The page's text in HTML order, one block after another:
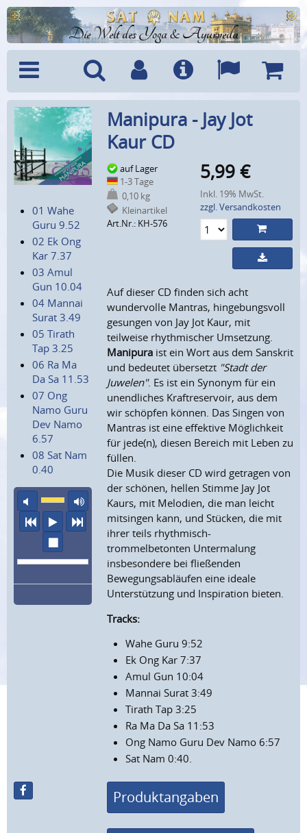
Die Welt des Yoga & Ayurveda
Menü SucheBenutzerkonto
Info Sprachen
01 Wahe
Guru 9.52
02 Ek Ong
Kar 7.37
03 Amul
Gun 10.04
04 Mannai
Surat 3.49
05 Tirath
Tap 3.25
06 Ra Ma
Da Sa 11.53
07 Ong
Namo Guru
Dev Namo
6.57
08 Sat Nam
0.40
Ton aus
maximale Laustärke
vorheriger Titel
Abspielennächster Titel
Wiedergabe stoppen
Manipura - Jay Jot
Kaur CD
auf Lager
1-3 Tage
0,10 kg
Kleinartikel
Art.Nr.: KH-576
5,99 €
Inkl. 19% MwSt.
zzgl. Versandkosten
Auf dieser CD finden sich acht
wundervolle Mantras, hingebungsvoll
gesungen von Jay Jot Kaur, mit
teilweise rhythmischer Umsetzung.
Manipura ist ein Wort aus dem Sanskrit
und bedeutet übersetzt "Stadt der
Juwelen". Es ist ein Synonym für ein
unendliches Kraftreservoir, aus dem
wir schöpfen können. Das Singen von
Mantras ist eine effektive Möglichkeit
für jede(n), diesen Bereich mit Leben zu
füllen.
Die Musik dieser CD wird getragen von
der schönen, hellen Stimme Jay Jot
Kaurs, mit Melodien, die man leicht
mitsingen kann, und Stücken, die mit
ihrer teils rhythmisch-
trommelbetonten Untermalung
insbesondere bei fließenden
Bewegungsabläufen eine ideale
Unterstützung und Inspiration bieten.
Tracks:
Wahe Guru 9:52
Ek Ong Kar 7:37
Amul Gun 10:04
Mannai Surat 3:49
Tirath Tap 3:25
Ra Ma Da Sa 11:53
Ong Namo Guru Dev Namo 6:57
Sat Nam 0:40.
Produktangaben